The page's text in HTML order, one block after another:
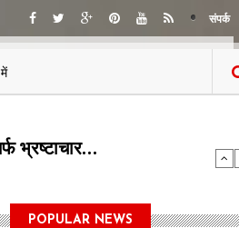
संपर्क
POPULAR NEWS